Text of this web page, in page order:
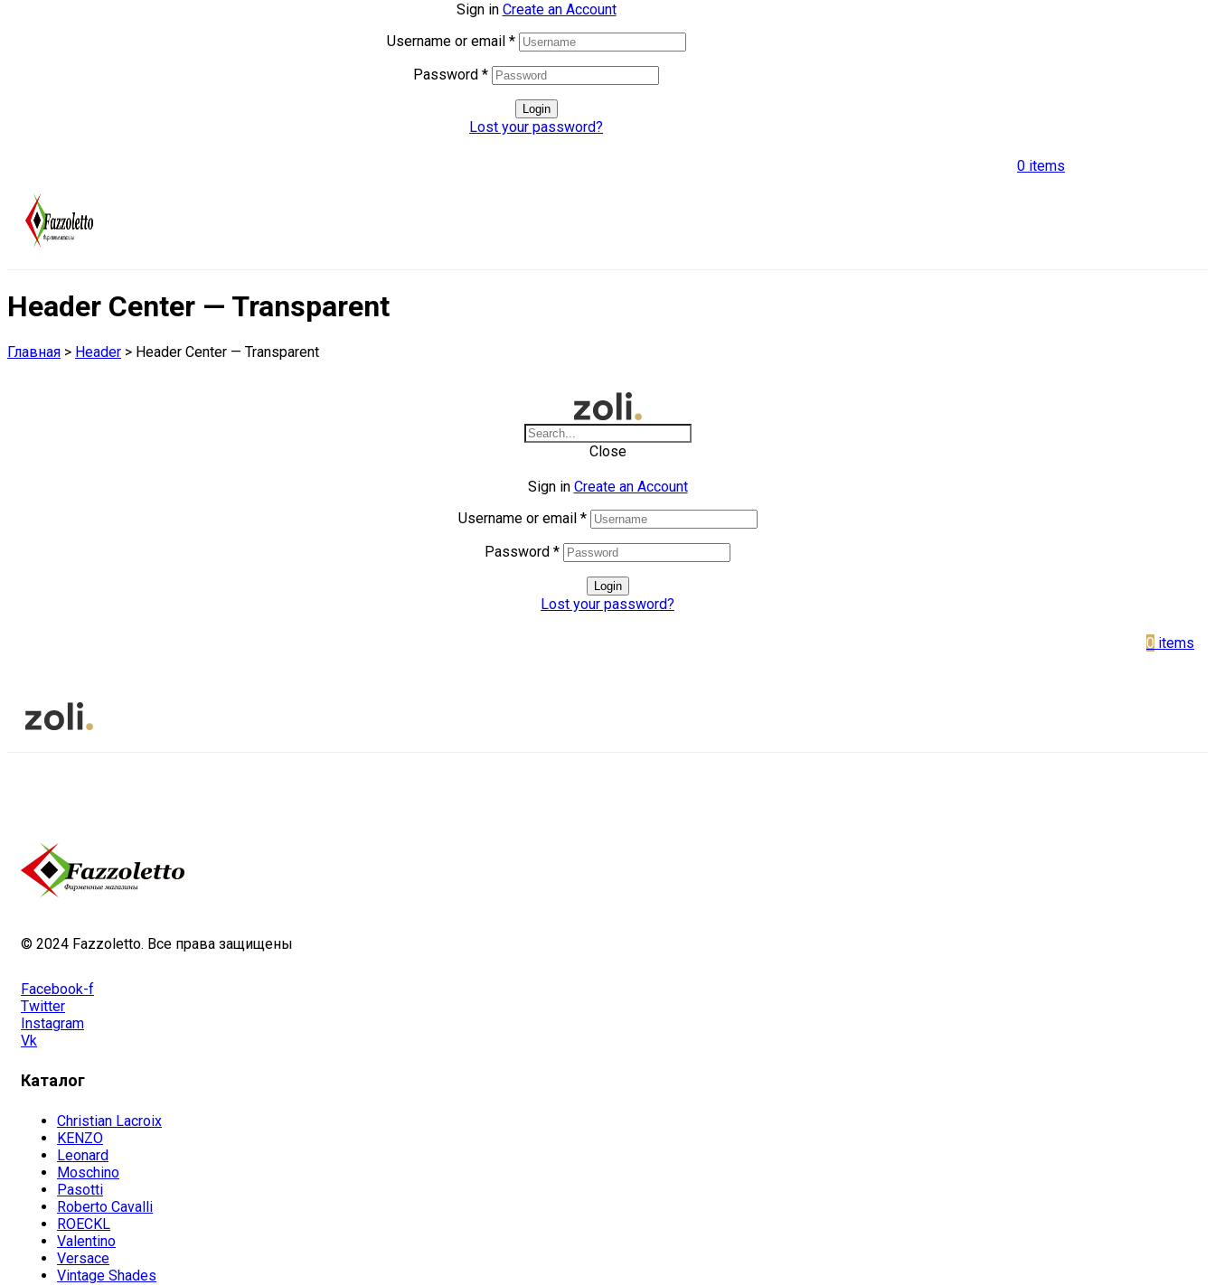
Sign in Create an Account
Username or email *
Password *
Login
Lost your password?
0 items
Header Center — Transparent
Главная > Header > Header Center — Transparent
Close
Sign in Create an Account
Username or email *
Password *
Login
Lost your password?
0 items
© 2024 Fazzoletto. Все права защищены
Facebook-f
Twitter
Instagram
Vk
Каталог
Christian Lacroix
KENZO
Leonard
Moschino
Pasotti
Roberto Cavalli
ROECKL
Valentino
Versace
Vintage Shades